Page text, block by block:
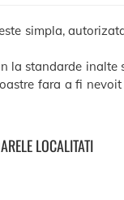
simpla,
la standarde
fara a fi
LOCALITATI